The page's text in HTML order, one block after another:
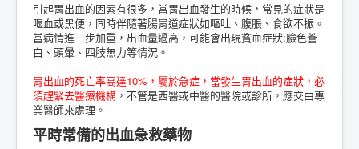
引起胃出血的因素有很多，當胃出血發生的時候，常見的症狀是
嘔血或黑便，同時伴隨著腸胃道症狀如嘔吐、腹脹、食欲不振。
當病情進一步加重，出血量過高，可能會出現貧血症狀:臉色蒼
白、頭暈、四肢無力等情況。
胃出血的死亡率高達10%，屬於急症，當發生胃出血的症狀，必
須趕緊去醫療機構 ，不管是西醫或中醫的醫院或診所，應交由專
業醫師來處理。
平時常備的出血急救藥物